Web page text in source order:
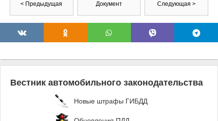
< Предыдущая Документ Следующая >
Вестник автомобильного законодательства
Новые штрафы ГИБДД